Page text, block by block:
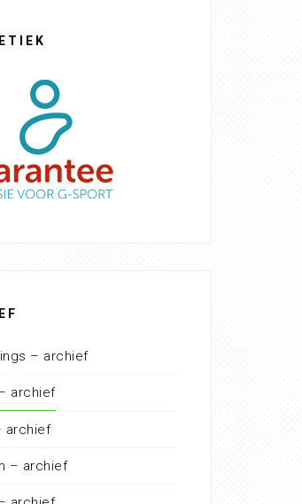
– archief
archief
archief
– archief